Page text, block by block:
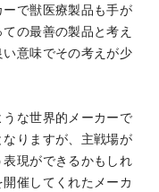
で獣医療製品も手が
の最善の製品と考え
意味でその考えが少
な世界的メーカーで
りますが、主戦場が
現ができるかもしれ
催してくれたメーカ